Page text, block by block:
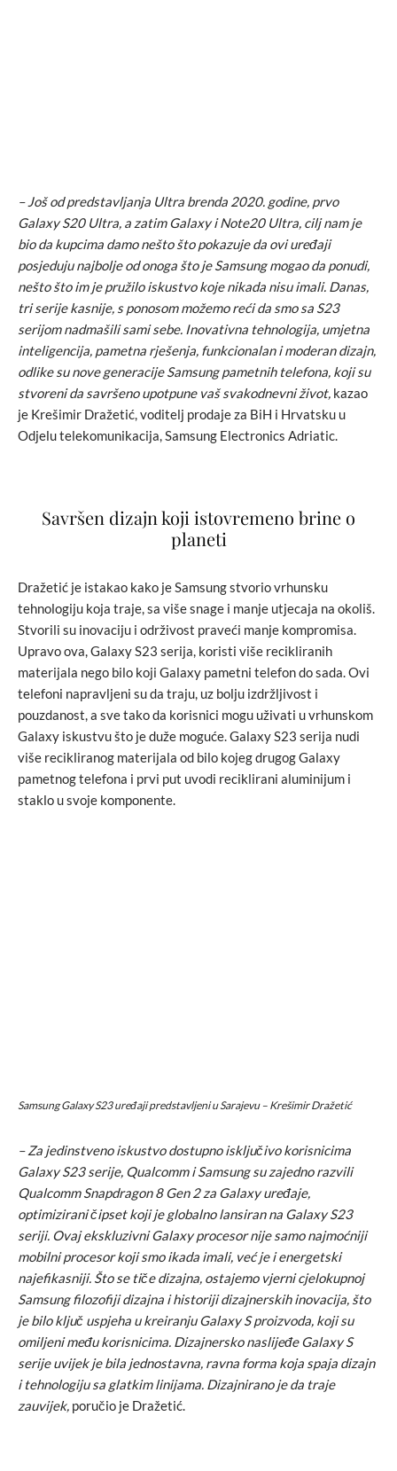
– Još od predstavljanja Ultra brenda 2020. godine, prvo
Galaxy S20 Ultra, a zatim Galaxy i Note20 Ultra, cilj nam je
bio da kupcima damo nešto što pokazuje da ovi uređaji
posjeduju najbolje od onoga što je Samsung mogao da ponudi,
nešto što im je pružilo iskustvo koje nikada nisu imali. Danas,
tri serije kasnije, s ponosom možemo reći da smo sa S23
serijom nadmašili sami sebe. Inovativna tehnologija, umjetna
inteligencija, pametna rješenja, funkcionalan i moderan dizajn,
odlike su nove generacije Samsung pametnih telefona, koji su
stvoreni da savršeno upotpune vaš svakodnevni život, kazao
je Krešimir Dražetić, voditelj prodaje za BiH i Hrvatsku u
Odjelu telekomunikacija, Samsung Electronics Adriatic.
Savršen dizajn koji istovremeno brine o
planeti
Dražetić je istakao kako je Samsung stvorio vrhunsku
tehnologiju koja traje, sa više snage i manje utjecaja na okoliš.
Stvorili su inovaciju i održivost praveći manje kompromisa.
Upravo ova, Galaxy S23 serija, koristi više recikliranih
materijala nego bilo koji Galaxy pametni telefon do sada. Ovi
telefoni napravljeni su da traju, uz bolju izdržljivost i
pouzdanost, a sve tako da korisnici mogu uživati u vrhunskom
Galaxy iskustvu što je duže moguće. Galaxy S23 serija nudi
više recikliranog materijala od bilo kojeg drugog Galaxy
pametnog telefona i prvi put uvodi reciklirani aluminijum i
staklo u svoje komponente.
Samsung Galaxy S23 uređaji predstavljeni u Sarajevu – Krešimir Dražetić
–Za jedinstveno iskustvo dostupno isključivo korisnicima
Galaxy S23 serije, Qualcomm i Samsung su zajedno razvili
Qualcomm Snapdragon 8 Gen 2za Galaxy uređaje,
optimizirani čipset kojijeglobalno lansiranna Galaxy S23
seriji. Ovaj ekskluzivni Galaxy procesor nije samo najmoćniji
mobilni procesor koji smo ikada imali, već je i energetski
najefikasniji. Što se tiče dizajna, ostajemo vjerni cjelokupnoj
Samsung filozofiji dizajna i historiji dizajnerskih inovacija, što
je bilo ključ uspjeha u kreiranju Galaxy S proizvoda, koji su
omiljeni među korisnicima. Dizajnersko naslijeđe Galaxy S
serije uvijek je bila jednostavna, ravna forma koja spaja dizajn
i tehnologiju sa glatkim linijama. Dizajnirano je da traje
zauvijek, poručio je Dražetić.